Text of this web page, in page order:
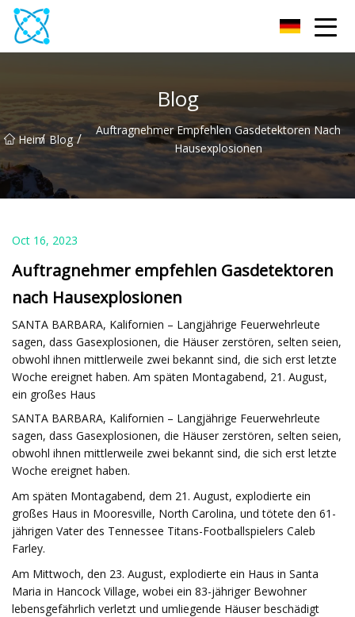
Blog
Heim
/ Blog /
Auftragnehmer Empfehlen Gasdetektoren Nach
Hausexplosionen
Oct 16, 2023
Auftragnehmer empfehlen Gasdetektoren
nach Hausexplosionen
SANTA BARBARA, Kalifornien – Langjährige Feuerwehrleute
sagen, dass Gasexplosionen, die Häuser zerstören, selten seien,
obwohl ihnen mittlerweile zwei bekannt sind, die sich erst letzte
Woche ereignet haben. Am späten Montagabend, 21. August,
ein großes Haus
SANTA BARBARA, Kalifornien – Langjährige Feuerwehrleute
sagen, dass Gasexplosionen, die Häuser zerstören, selten seien,
obwohl ihnen mittlerweile zwei bekannt sind, die sich erst letzte
Woche ereignet haben.
Am späten Montagabend, dem 21. August, explodierte ein
großes Haus in Mooresville, North Carolina, und tötete den 61-
jährigen Vater des Tennessee Titans-Footballspielers Caleb
Farley.
Am Mittwoch, den 23. August, explodierte ein Haus in Santa
Maria in Hancock Village, wobei ein 83-jähriger Bewohner
lebensgefährlich verletzt und umliegende Häuser beschädigt